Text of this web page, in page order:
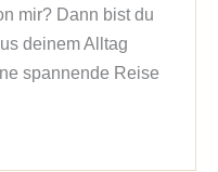
mir? Dann bist du
deinem Alltag
spannende Reise